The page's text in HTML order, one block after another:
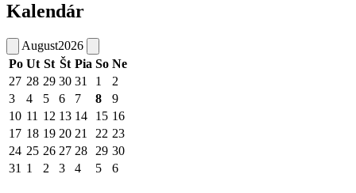
Kalendár
August2026
Po Ut St Št Pia So Ne
27 28 29 30 31 1
2
3
4 5 6 7 8
9
10 11 12 13 14 15 16
17 18 19 20 21 22 23
24 25 26 27 28 29 30
31 1 2 3 4 5 6